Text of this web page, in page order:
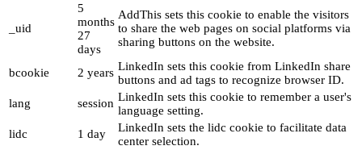
_uid
5
months
27
days
AddThis sets this cookie to enable the visitors
to share the web pages on social platforms via
sharing buttons on the website.
bcookie 2 years LinkedIn sets this cookie from LinkedIn share
buttons and ad tags to recognize browser ID.
lang
session LinkedIn sets this cookie to remember a user's
language setting.
lidc
1 day
LinkedIn sets the lidc cookie to facilitate data
center selection.